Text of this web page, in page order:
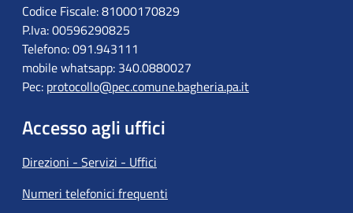
Codice Fiscale: 81000170829
P.Iva: 00596290825
Telefono: 091.943111
mobile whatsapp: 340.0880027
Pec: protocollo@pec.comune.bagheria.pa.it
Accesso agli uffici
Direzioni - Servizi - Uffici
Numeri telefonici frequenti